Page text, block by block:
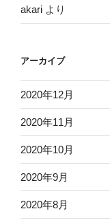
akari より
アーカイブ
2020年12月
2020年11月
2020年10月
2020年9月
2020年8月